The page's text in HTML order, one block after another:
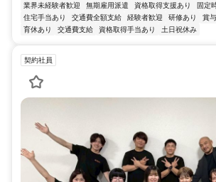
業界未経験者歓迎 無期雇用派遣 資格取得支援あり 固定
住宅手当あり
交通費全額支給 経験者歓迎 研修あり 賞
育休あり
交通費支給 資格取得手当あり 土日祝休み
契約社員